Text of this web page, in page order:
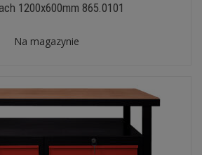
1200x600mm 865.0101
Na magazynie